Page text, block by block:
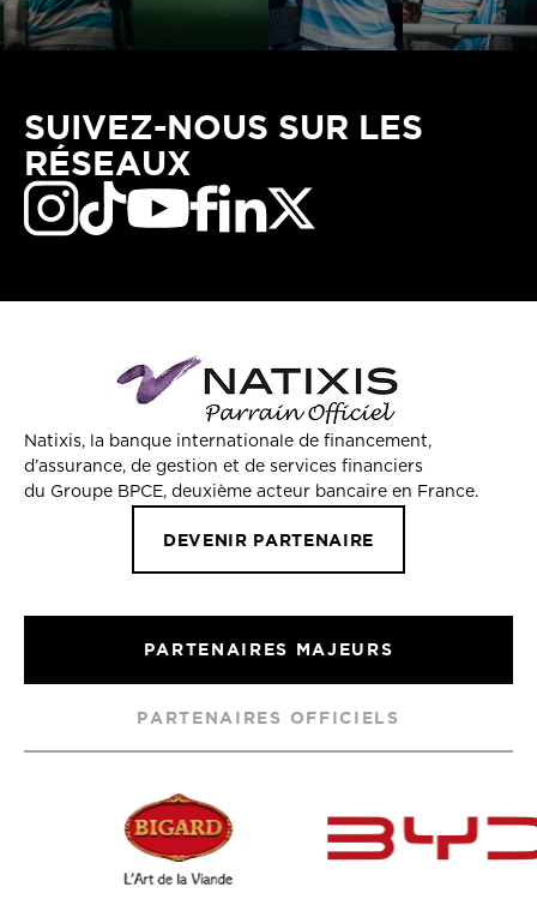
SUIVEZ-NOUS SUR LES
RÉSEAUX
Natixis, la banque internationale de financement,
d’assurance, de gestion et de services financiers
du Groupe BPCE, deuxième acteur bancaire en France.
DEVENIR PARTENAIRE
PARTENAIRES MAJEURS
PARTENAIRES OFFICIELS